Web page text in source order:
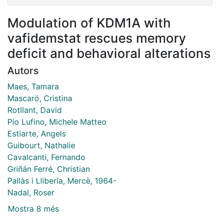
Modulation of KDM1A with
vafidemstat rescues memory
deficit and behavioral alterations
Autors
Maes, Tamara
Mascaró, Cristina
Rotllant, David
Pio Lufino, Michele Matteo
Estiarte, Angels
Guibourt, Nathalie
Cavalcanti, Fernando
Griñán Ferré, Christian
Pallàs i Llibería, Mercè, 1964-
Nadal, Roser
Mostra 8 més